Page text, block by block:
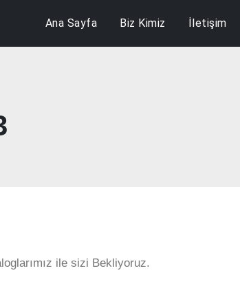
Ana Sayfa Biz Kimiz İletişim
ile sizi Bekliyoruz.